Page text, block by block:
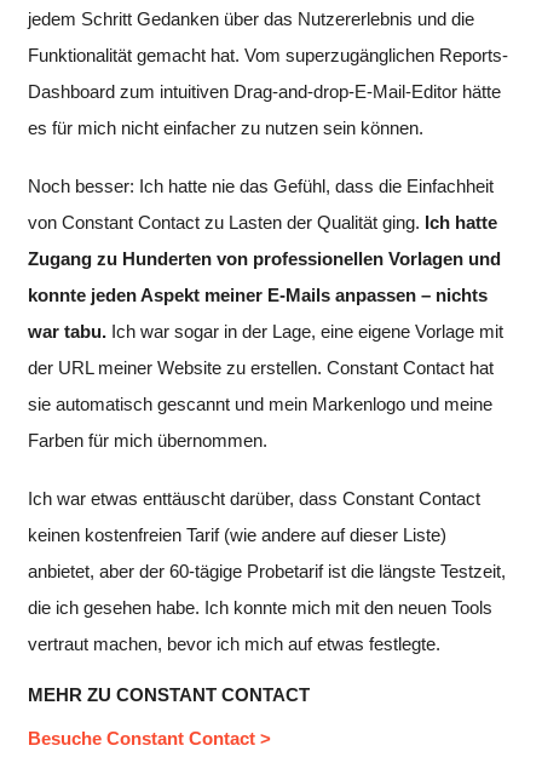
jedem Schritt Gedanken über das Nutzererlebnis und die
Funktionalität gemacht hat. Vom superzugänglichen Reports-
Dashboard zum intuitiven Drag-and-drop-E-Mail-Editor hätte
es für mich nicht einfacher zu nutzen sein können.
Noch besser: Ich hatte nie das Gefühl, dass die Einfachheit
von Constant Contact zu Lasten der Qualität ging. Ich hatte
Zugang zu Hunderten von professionellen Vorlagen und
konnte jeden Aspekt meiner E-Mails anpassen – nichts
war tabu. Ich war sogar in der Lage, eine eigene Vorlage mit
der URL meiner Website zu erstellen. Constant Contact hat
sie automatisch gescannt und mein Markenlogo und meine
Farben für mich übernommen.
Ich war etwas enttäuscht darüber, dass Constant Contact
keinen kostenfreien Tarif (wie andere auf dieser Liste)
anbietet, aber der 60-tägige Probetarif ist die längste Testzeit,
die ich gesehen habe. Ich konnte mich mit den neuen Tools
vertraut machen, bevor ich mich auf etwas festlegte.
MEHR ZU CONSTANT CONTACT
Besuche Constant Contact >